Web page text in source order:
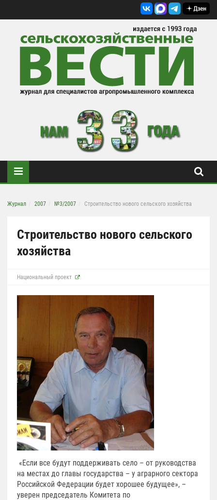
Журнал 2007 №3/2007 Строительство нового сельского хозяйства
Строительство нового сельского
хозяйства
Национальный проект
«Если все будут поддерживать село – от руководства
на местах до главы государства – у аграрного сектора
Российской Федерации будет хорошее будущее», –
уверен председатель Комитета по